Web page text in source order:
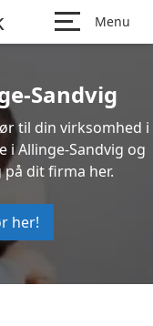
Menu
Sandvig
til din virksomhed i
i Allinge-Sandvig og
dit firma her.
her!